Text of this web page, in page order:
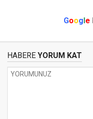
Goog e
HABERE YORUM KAT